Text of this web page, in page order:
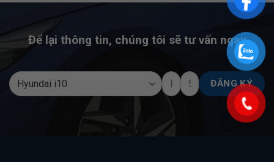
Để lại thông tin, chúng tôi sẽ tư vấn ngay